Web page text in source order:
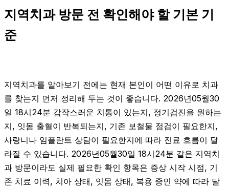
지역치과 방문 전 확인해야 할 기본 기
준
지역치과를 알아보기 전에는 현재 본인이 어떤 이유로 치과
를 찾는지 먼저 정리해 두는 것이 좋습니다. 2026년05월30
일 18시24분 갑작스러운 치통이 있는지, 정기검진을 원하는
지, 잇몸 출혈이 반복되는지, 기존 보철물 점검이 필요한지,
사랑니나 임플란트 상담이 필요한지에 따라 진료 흐름이 달
라질 수 있습니다. 2026년05월30일 18시24분 같은 지역치
과 방문이라도 실제 필요한 확인 항목은 증상 시작 시점, 기
존 치료 이력, 치아 상태, 잇몸 상태, 복용 중인 약에 따라 달